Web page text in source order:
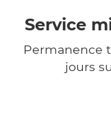
Service
Permanence
jours